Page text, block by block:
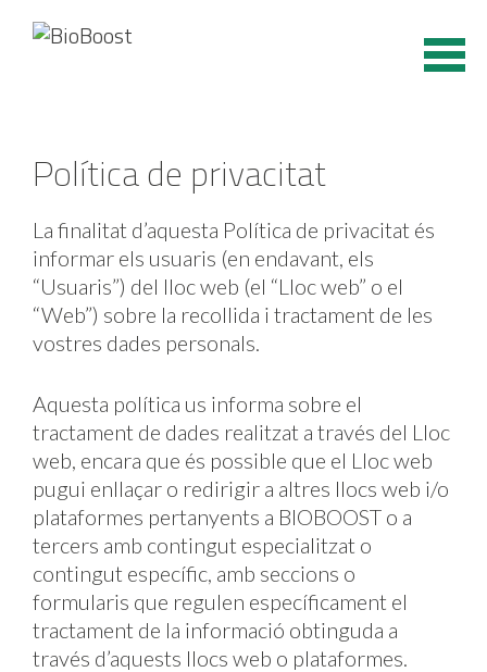
Política de privacitat
La finalitat d’aquesta Política de privacitat és
informar els usuaris (en endavant, els
“Usuaris”) del lloc web (el “Lloc web” o el
“Web”) sobre la recollida i tractament de les
vostres dades personals.
Aquesta política us informa sobre el
tractament de dades realitzat a través del Lloc
web, encara que és possible que el Lloc web
pugui enllaçar o redirigir a altres llocs web i/o
plataformes pertanyents a BIOBOOST o a
tercers amb contingut especialitzat o
contingut específic, amb seccions o
formularis que regulen específicament el
tractament de la informació obtinguda a
través d’aquests llocs web o plataformes.